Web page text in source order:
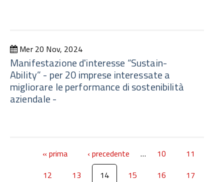
Mer 20 Nov, 2024
Manifestazione d'interesse “Sustain-
Ability” - per 20 imprese interessate a
migliorare le performance di sostenibilità
aziendale -
« prima ‹ precedente … 10
11
12
13 14 15 16
17